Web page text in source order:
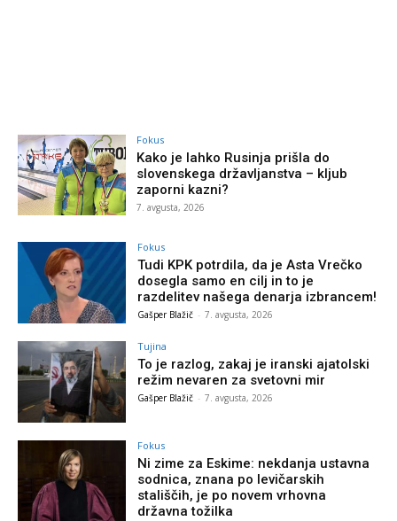
Fokus
Kako je lahko Rusinja prišla do
slovenskega državljanstva – kljub
zaporni kazni?
7. avgusta, 2026
Fokus
Tudi KPK potrdila, da je Asta Vrečko
dosegla samo en cilj in to je
razdelitev našega denarja izbrancem!
Gašper Blažič - 7. avgusta, 2026
Tujina
To je razlog, zakaj je iranski ajatolski
režim nevaren za svetovni mir
Gašper Blažič - 7. avgusta, 2026
Fokus
Ni zime za Eskime: nekdanja ustavna
sodnica, znana po levičarskih
stališčih, je po novem vrhovna
državna tožilka